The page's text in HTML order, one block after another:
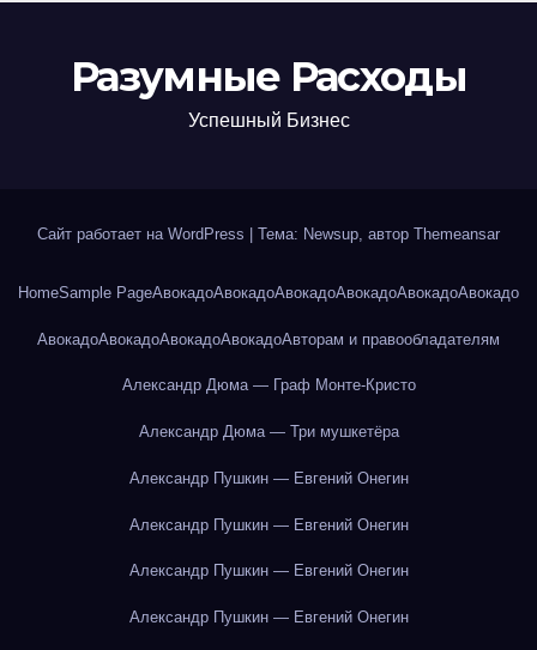
Разумные Расходы
Успешный Бизнес
Сайт работает на WordPress Тема: Newsup, автор Themeansar
HomeSample PageАвокадоАвокадоАвокадоАвокадоАвокадоАвокадо
АвокадоАвокадоАвокадоАвокадоАвторам и правообладателям
Александр Дюма — Граф Монте-Кристо
Александр Дюма — Три мушкетёра
Александр Пушкин — Евгений Онегин
Александр Пушкин — Евгений Онегин
Александр Пушкин — Евгений Онегин
Александр Пушкин — Евгений Онегин